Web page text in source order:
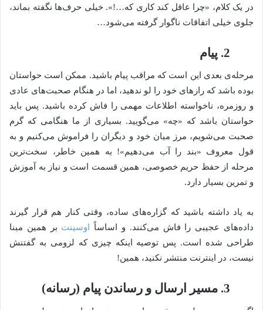
در یک کلام، «چرا عاقل کند کاری که…!». خیلی حرف‌ها نگفته بماند،
جلوی خیلی اتفاقات ناگوار گرفته می‌شود…
2. پیام
مرحله‌ی بعدی این است که مراقب پیام باشید. ممکن است حواستان
بوده باشد که رازهای خود را لو ندهید، اما در هنگام صحبت‌های عادی
و روزمره، ناخواسته اطلاعات مهمی را فاش کرده باشید. پس باید
حواستان باشد که «چه» می‌گویید. بسیاری از ما هنگامی که گرم
صحبت می‌شویم، مرز میان خود و دیگران را فراموش می‌کنیم و به
قول معروف «بند را آب می‌دهیم»! به همین خاطر، سخت‌ترین
مرحله از حفظ حریم خصوصی، همین قسمت است و نیاز به آموزش
و تمرین بسیار دارد.
به یاد داشته باشید که گزاره‌های ساده، وقتی کنار هم قرار گیرند
داده‌های عجیبی را فاش می‌کنند. و اساساً
اوسینت بر همین مبنا
طراحی شده است. پس توصیه اینکه چیزی که لزومی به گفتنش
نیست، در اینترنت منتشر نکنید، همین!
3. مسیر ارسال و رساندن پیام (رسانه)